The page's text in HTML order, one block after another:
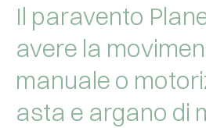
Il paravento
avere la
manuale o
asta e argano di